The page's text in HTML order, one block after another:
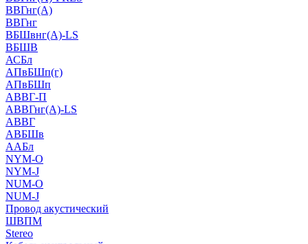
ВВГнг(А)
ВВГнг
ВБШвнг(А)-LS
ВБШВ
АСБл
АПвБШп(г)
АПвБШп
АВВГ-П
АВВГнг(А)-LS
АВВГ
АВБШв
ААБл
NYM-O
NYM-J
NUM-О
NUM-J
Провод акустический
ШВПМ
Stereo